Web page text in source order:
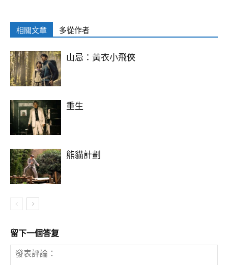
相關文章 多從作者
山忌：黃衣小飛俠
重生
熊貓計劃
留下一個答复